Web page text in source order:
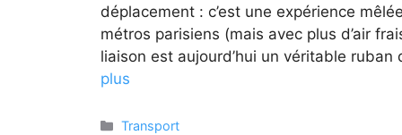
déplacement : c’est une expérience
métros parisiens (mais avec plus d’air
liaison est aujourd’hui un véritable
plus
Catégories
Transport